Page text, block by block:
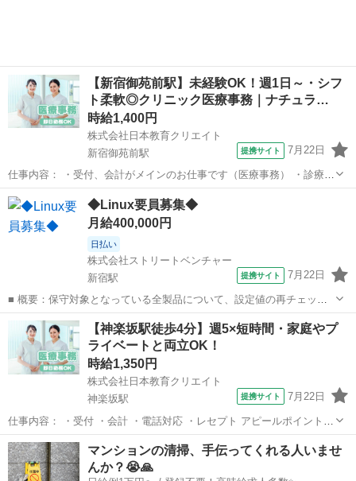
【新宿御苑前駅】未経験OK！週1日～・シフ
ト柔軟◎クリニック医療事務｜ナチュラ…
時給1,400円
株式会社日本教育クリエイト
新宿御苑前駅
提携サイト 7月22日
仕事内容： ・受付、会計がメインのお仕事です（医療事務） ・診療助
手(クラークなど) ・電子カルテのデータ入力 ・電話対応 ・書類などの
整理、管理 ・クリニック全般の業務（簡単なクリーニング含む） 医療
事務コンピューター：...
東京 新宿御苑前駅 データ入力
◆Linux要員募集◆
月給400,000円
日払い
株式会社ストリートベンチャー
新宿駅
提携サイト 7月22日
■ 概要：保守対象となっている全製品について、設定値の再チェック
のため、 各製品の設定値を本番環境から収集し、設計書との突合せを
実施いただきます。 設定値の収集については既存メンバーのサポート
の下で実施いただきます。 ■ ...
東京 新宿区 新宿駅 プログラマー
【神楽坂駅徒歩4分】週5×短時間・家庭やプ
ライベートと両立OK！
時給1,350円
株式会社日本教育クリエイト
神楽坂駅
提携サイト 7月22日
仕事内容： ・受付 ・会計 ・電話対応 ・レセプト アピールポイント
①： ☆★未経験OK！異業種からのチャレンジ応援☆★ 資格・経験不
問◎ブランクOK！ 手に職つけて安定♪ 日本教育クリエイト東京支社で
は、 医療業界での...
東京 新宿区 データ入力
マンションの清掃、手伝ってくれる人いませ
んか？😭🙏